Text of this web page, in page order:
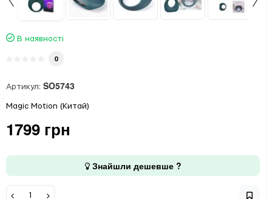
В наявності
0
Артикул: SO5743
Magic Motion (Китай)
1799 грн
Знайшли дешевше ?